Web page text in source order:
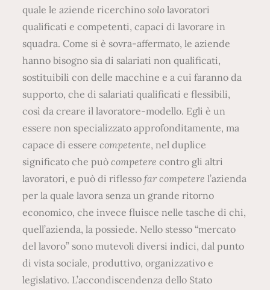
quale le aziende ricerchinosolo lavoratori
qualificati e competenti, capaci di lavorare in
squadra. Come si è sovra-affermato, le aziende
hanno bisogno sia di salariati non qualificati,
sostituibili con delle macchine e a cui faranno da
supporto, che di salariati qualificati e flessibili,
così da creare il lavoratore-modello. Egli è un
essere non specializzato approfonditamente, ma
capace di esserecompetente, nel duplice
significato che puòcompetere contro gli altri
lavoratori, e può di riflessofar competere l’azienda
per la quale lavora senza un grande ritorno
economico, che invece fluisce nelle tasche di chi,
quell’azienda, la possiede. Nello stesso “mercato
del lavoro” sono mutevoli diversi indici, dal punto
di vista sociale, produttivo, organizzativo e
legislativo. L’accondiscendenza dello Stato